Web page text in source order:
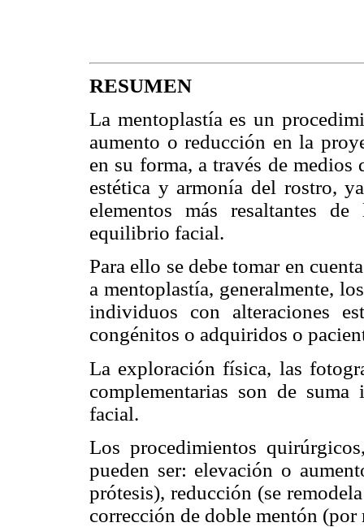
RESUMEN
La mentoplastía es un
aumento o reducción en la
en su forma, a través de
estética y armonía del rostro,
elementos más resaltantes
equilibrio facial.
Para ello se debe tomar en
a mentoplastía, generalmente,
individuos con alteraciones
congénitos o adquiridos o
La exploración física, las
complementarias son de
facial.
Los procedimientos
pueden ser: elevación o
prótesis), reducción (se
corrección de doble mentón